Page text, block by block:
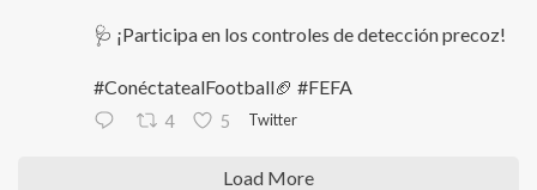
🩺 ¡Participa en los controles de detección precoz!
#ConéctatealFootball🏈 #FEFA
4 5 Twitter
Load More